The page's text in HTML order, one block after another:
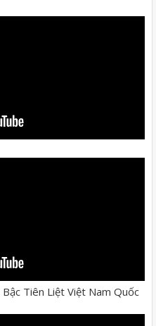
Tiên Liệt Việt Nam Quốc